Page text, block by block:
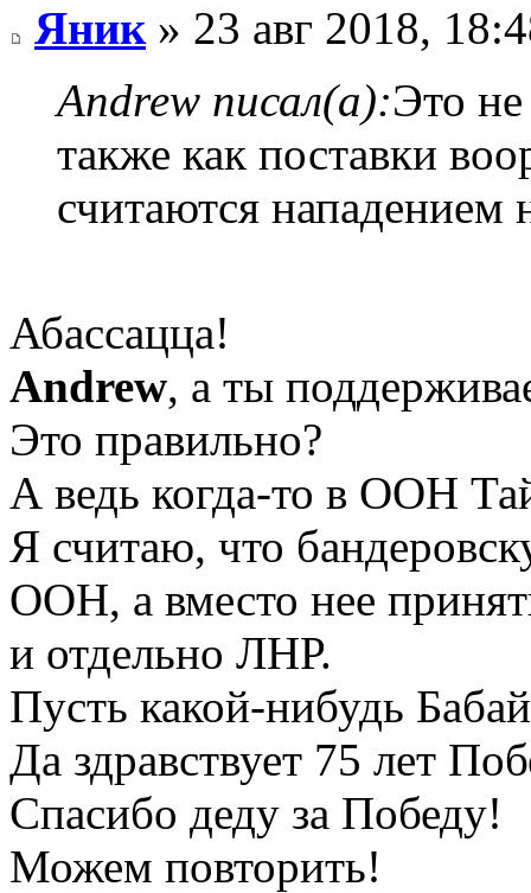
Яник» 23 авг 2018,
Andrew писал(а):Это не
также как поставки
считаются нападением
Абассацца!
Andrew, а ты
Это правильно?
А ведь когда-то в ООН
Я считаю, что
ООН, а вместо нее
и отдельно ЛНР.
Пусть какой-нибудь
Да здравствует 75 лет
Спасибо деду за Победу!
Можем повторить!